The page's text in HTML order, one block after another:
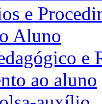
e
Aluno
e
ao aluno